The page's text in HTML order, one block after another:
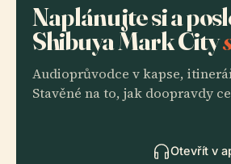
Naplánujte si a
Shibuya Mark City
Audioprůvodce v kapse,
Stavěné na to, jak doopravdy
Otevřít v